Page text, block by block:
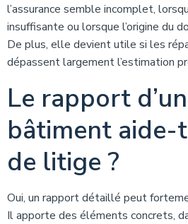
l’assurance semble incomplet,
insuffisante ou lorsque l’origine du
De plus, elle devient utile si les
dépassent largement l’estimation
Le rapport
bâtiment aide-
de litige ?
Oui, un rapport détaillé peut
Il apporte des éléments concrets,